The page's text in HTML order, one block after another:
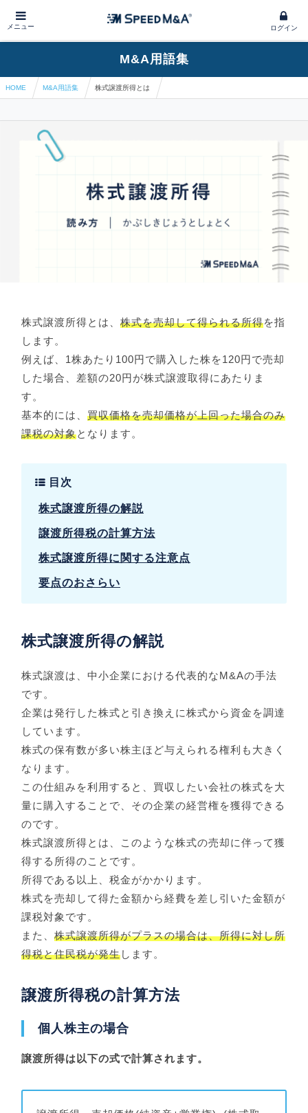
メニュー ログイン
M&A用語集
HOME M&A用語集 株式譲渡所得とは
株式譲渡所得とは、株式を売却して得られる所得を指
します。
例えば、1株あたり100円で購入した株を120円で売却
した場合、差額の20円が株式譲渡取得にあたりま
す。
基本的には、買収価格を売却価格が上回った場合のみ
課税の対象となります。
目次
株式譲渡所得の解説
譲渡所得税の計算方法
株式譲渡所得に関する注意点
要点のおさらい
株式譲渡所得の解説
株式譲渡は、中小企業における代表的なM&Aの手法
です。
企業は発行した株式と引き換えに株式から資金を調達
しています。
株式の保有数が多い株主ほど与えられる権利も大きく
なります。
この仕組みを利用すると、買収したい会社の株式を大
量に購入することで、その企業の経営権を獲得できる
のです。
株式譲渡所得とは、このような株式の売却に伴って獲
得する所得のことです。
所得である以上、税金がかかります。
株式を売却して得た金額から経費を差し引いた金額が
課税対象です。
また、株式譲渡所得がプラスの場合は、所得に対し所
得税と住民税が発生します。
譲渡所得税の計算方法
個人株主の場合
譲渡所得は以下の式で計算されます。